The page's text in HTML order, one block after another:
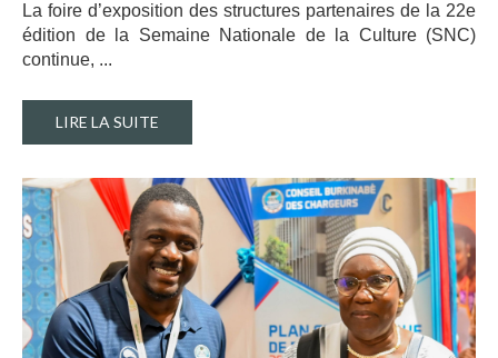
La foire d’exposition des structures partenaires de la 22e
édition de la Semaine Nationale de la Culture (SNC)
continue, ...
LIRE LA SUITE